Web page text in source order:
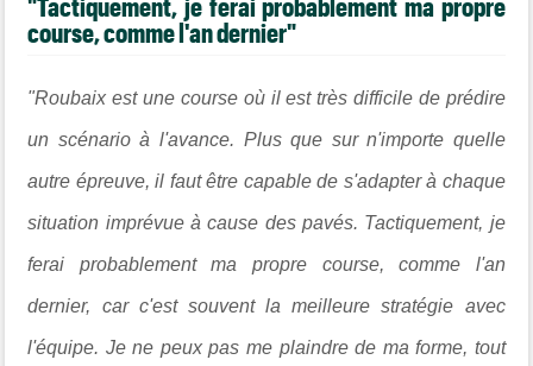
course, comme l'an dernier"
"Roubaix est une course où il est très difficile de prédire
un scénario à l'avance. Plus que sur n'importe quelle
autre épreuve, il faut être capable de s'adapter à chaque
situation imprévue à cause des pavés. Tactiquement, je
ferai probablement ma propre course, comme l'an
dernier, car c'est souvent la meilleure stratégie avec
l'équipe. Je ne peux pas me plaindre de ma forme, tout